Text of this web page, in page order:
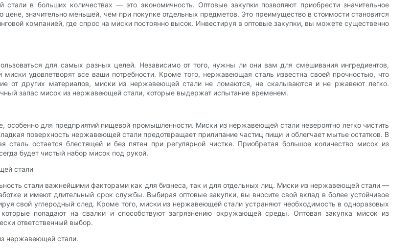
в больших количествах — это экономичность. Оптовые закупки позволяют приобрести значительное
значительно меньшей, чем при покупке отдельных предметов. Это преимущество в стоимости становится
компанией, где спрос на миски постоянно высок. Инвестируя в оптовые закупки, вы можете существенно
для самых разных целей. Независимо от того, нужны ли они вам для смешивания ингредиентов,
удовлетворят все ваши потребности. Кроме того, нержавеющая сталь известна своей прочностью, что
от других материалов, миски из нержавеющей стали не ломаются, не скалываются и не ржавеют легко.
запас мисок из нержавеющей стали, которые выдержат испытание временем.
особенно для предприятий пищевой промышленности. Миски из нержавеющей стали невероятно легко чистить
поверхность нержавеющей стали предотвращает прилипание частиц пищи и облегчает мытье остатков. В
сталь остается блестящей и без пятен при регулярной чистке. Приобретая большое количество мисок из
будет чистый набор мисок под рукой.
стали
стали важнейшими факторами как для бизнеса, так и для отдельных лиц. Миски из нержавеющей стали —
и имеют длительный срок службы. Выбирая оптовые закупки, вы вносите свой вклад в более устойчивое
свой углеродный след. Кроме того, миски из нержавеющей стали устраняют необходимость в одноразовых
попадают на свалки и способствуют загрязнению окружающей среды. Оптовая закупка мисок из
ответственный выбор.
нержавеющей стали.